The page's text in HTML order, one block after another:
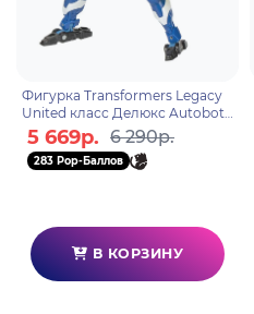
Фигурка Transformers Legacy
United класс Делюкс Autobot
Side Burn F85385X0
5 669р. 6 290р.
283 Pop-Баллов
В КОРЗИНУ